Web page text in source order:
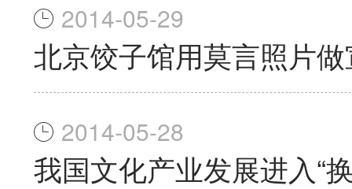
2014-05-29
北京饺子馆用莫言照片
2014-05-28
我国文化产业发展进入“